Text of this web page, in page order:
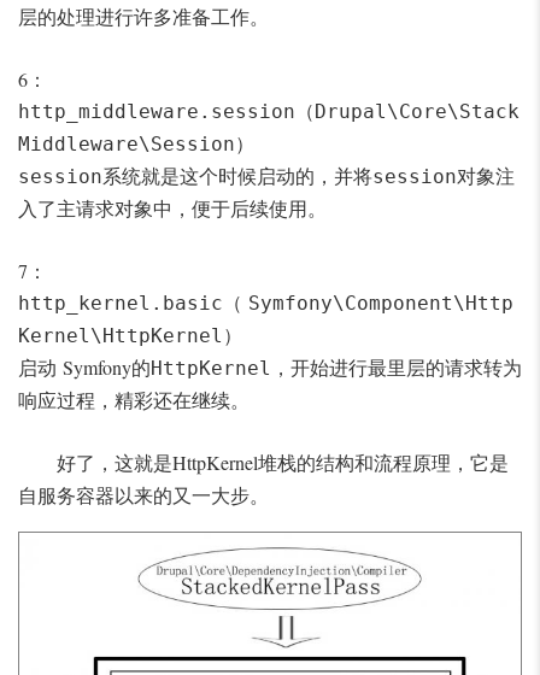
层的处理进行许多准备工作。
6：
http_middleware.session （Drupal\Core\Stack
Middleware\Session）
session系统就是这个时候启动的，并将session对象注
入了主请求对象中，便于后续使用。
7：
http_kernel.basic （ Symfony\Component\Http
Kernel\HttpKernel ）
启动 Symfony的HttpKernel ，开始进行最里层的请求转为
响应过程，精彩还在继续。
好了，这就是HttpKernel堆栈的结构和流程原理，它是
自服务容器以来的又一大步。